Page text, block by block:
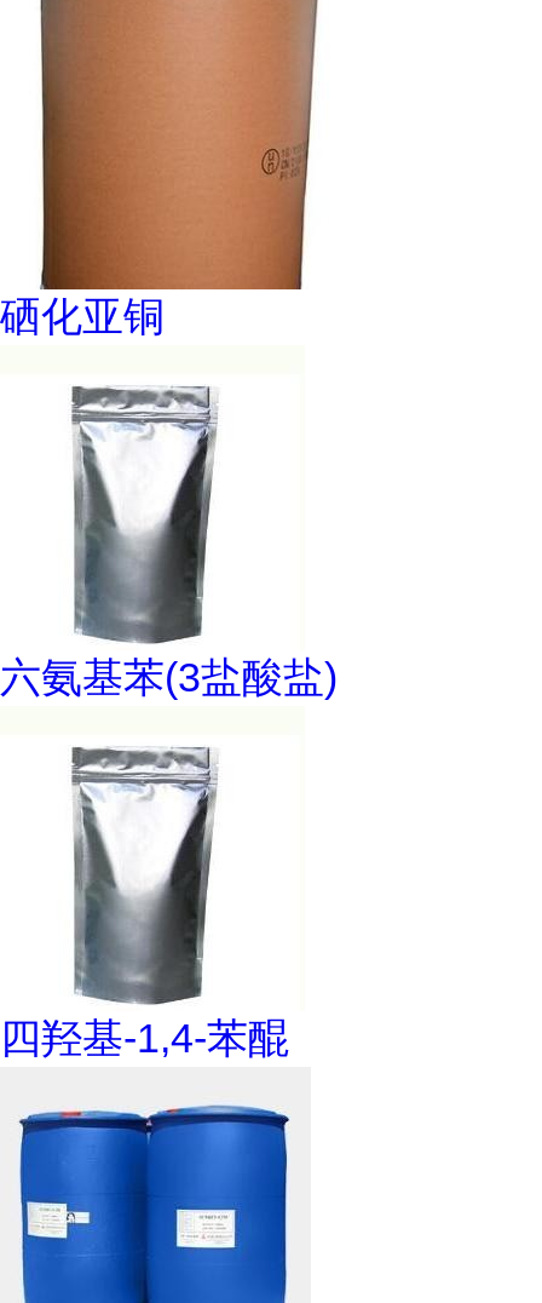
硒化亚铜
六氨基苯(3盐酸盐)
四羟基-1,4-苯醌